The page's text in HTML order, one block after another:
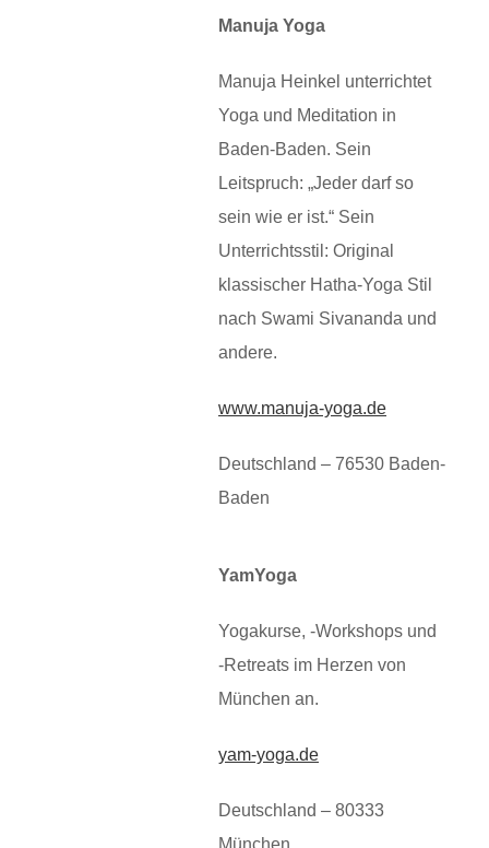
Manuja Yoga
Manuja Heinkel unterrichtet
Yoga und Meditation in
Baden-Baden. Sein
Leitspruch: „Jeder darf so
sein wie er ist.“ Sein
Unterrichtsstil: Original
klassischer Hatha-Yoga Stil
nach Swami Sivananda und
andere.
www.manuja-yoga.de
Deutschland – 76530 Baden-
Baden
YamYoga
Yogakurse, -Workshops und
-Retreats im Herzen von
München an.
yam-yoga.de
Deutschland – 80333